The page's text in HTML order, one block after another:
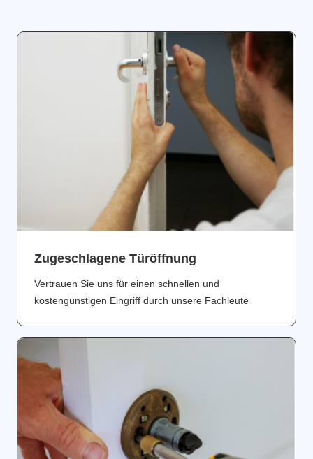
Zugeschlagene Türöffnung
Vertrauen Sie uns für einen schnellen und
kostengünstigen Eingriff durch unsere Fachleute